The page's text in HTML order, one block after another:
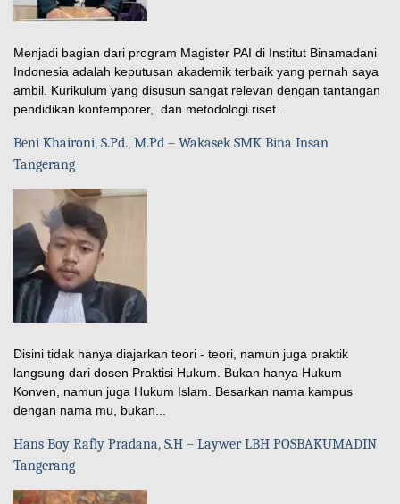
Menjadi bagian dari program Magister PAI di Institut Binamadani
Indonesia adalah keputusan akademik terbaik yang pernah saya
ambil. Kurikulum yang disusun sangat relevan dengan tantangan
pendidikan kontemporer, dan metodologi riset...
Beni Khaironi, S.Pd., M.Pd – Wakasek SMK Bina Insan
Tangerang
Disini tidak hanya diajarkan teori - teori, namun juga praktik
langsung dari dosen Praktisi Hukum. Bukan hanya Hukum
Konven, namun juga Hukum Islam. Besarkan nama kampus
dengan nama mu, bukan...
Hans Boy Rafly Pradana, S.H – Laywer LBH POSBAKUMADIN
Tangerang